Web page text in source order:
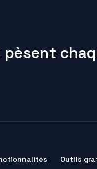
pèsent
Outils